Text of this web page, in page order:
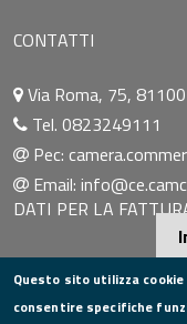
CONTATTI
Via Roma, 75,
Tel. 0823249111
Pec:
Email:
DATI PER LA
P.I. 00908580616
C.F. 80004270619
Questo sito utilizza
consentire specifiche